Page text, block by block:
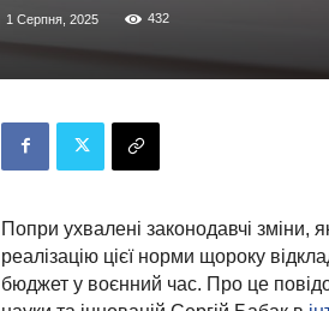
1 Серпня, 2025 432
Попри ухвалені законодавчі зміни,
реалізацію цієї норми щороку
бюджет у воєнний час. Про це